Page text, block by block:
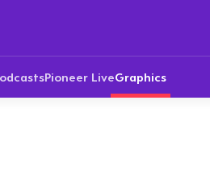
Pioneer LiveGraphics